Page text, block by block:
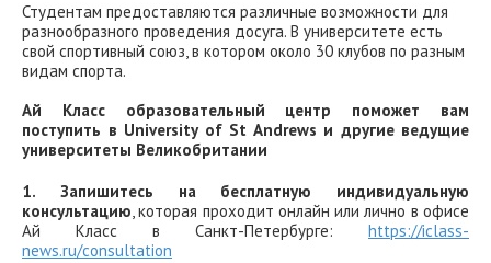
Студентам предоставляются различные возможности для
разнообразного проведения досуга. В университете есть
свой спортивный союз, в котором около 30 клубов по разным
видам спорта.
Ай Класс образовательный центр поможет вам
поступить в University of St Andrews и другие ведущие
университеты Великобритании
1. Запишитесь на бесплатную индивидуальную
консультацию, которая проходит онлайн или лично в офисе
Ай Класс в Санкт-Петербурге: https://iclass-
news.ru/consultation